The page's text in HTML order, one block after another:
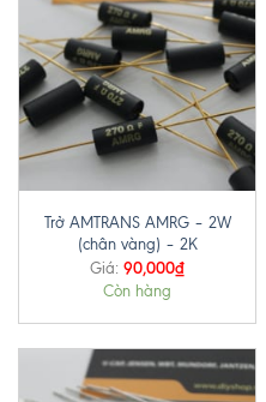
Trở AMTRANS AMRG – 2W
(chân vàng) – 2K
Giá: 90,000₫
Còn hàng